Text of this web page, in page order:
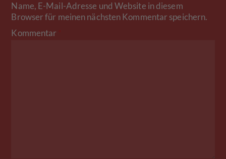
Name, E-Mail-Adresse und Website in diesem
Browser für meinen nächsten Kommentar speichern.
Kommentar